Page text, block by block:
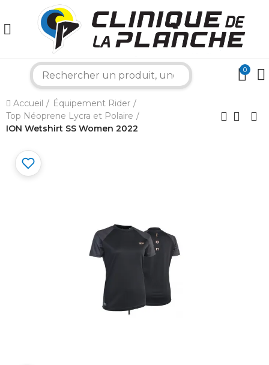
0
Accueil
Équipement Rider
Top Néoprene Lycra et Polaire
ION Wetshirt SS Women 2022
×
Bonjour ! Je suis votre expert nautique.
Comment puis-je vous aider aujourd'hui ?